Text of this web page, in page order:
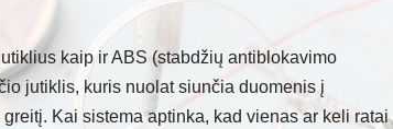
kaip ir ABS (stabdžių antiblokavimo
jutiklis, kuris nuolat siunčia duomenis į
Kai sistema aptinka, kad vienas ar keli ratai